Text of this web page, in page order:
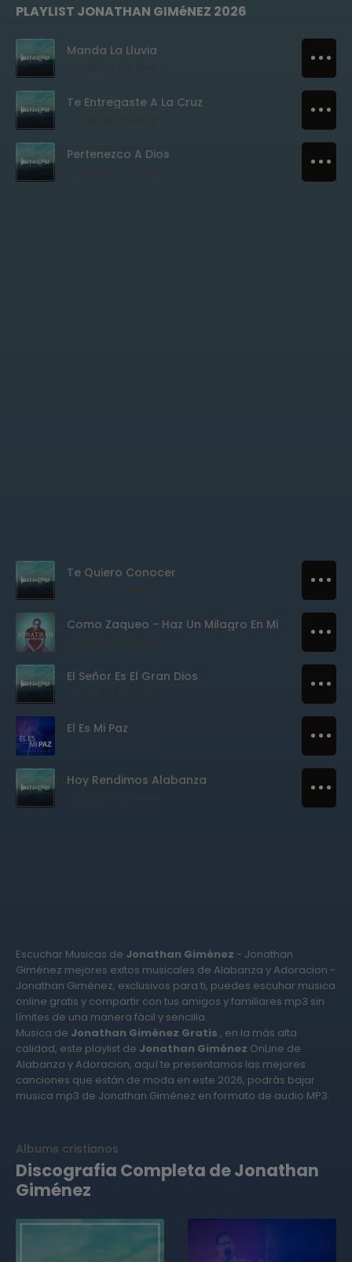
PLAYLIST JONATHAN GIMéNEZ 2026
Manda La Lluvia
Te Entregaste A La Cruz
Pertenezco A Dios
Te Quiero Conocer
Como Zaqueo - Haz Un Milagro En Mi
El Señor Es El Gran Dios
El Es Mi Paz
Hoy Rendimos Alabanza
Escuchar Musicas de Jonathan Giménez - Jonathan
Giménez mejores exitos musicales de Alabanza y Adoracion -
Jonathan Giménez, exclusivos para ti, puedes escuhar musica
online gratis y compartir con tus amigos y familiares mp3 sin
límites de una manera fácil y sencilla.
Musica de Jonathan Giménez Gratis , en la más alta
calidad, este playlist de Jonathan Giménez OnLine de
Alabanza y Adoracion, aquí te presentamos las mejores
canciones que están de moda en este 2026, podrás bajar
musica mp3 de Jonathan Giménez en formato de audio MP3.
Albums cristianos
Discografia Completa de Jonathan
Giménez